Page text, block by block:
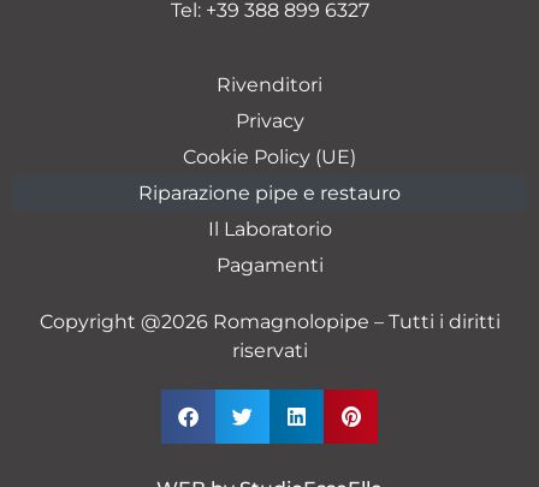
Tel: +39 388 899 6327
Rivenditori
Privacy
Cookie Policy (UE)
Riparazione pipe e restauro
Il Laboratorio
Pagamenti
Copyright @2026 Romagnolopipe – Tutti i diritti
riservati